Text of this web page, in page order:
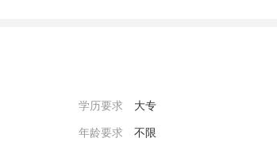
学历要求 大专
年龄要求 不限